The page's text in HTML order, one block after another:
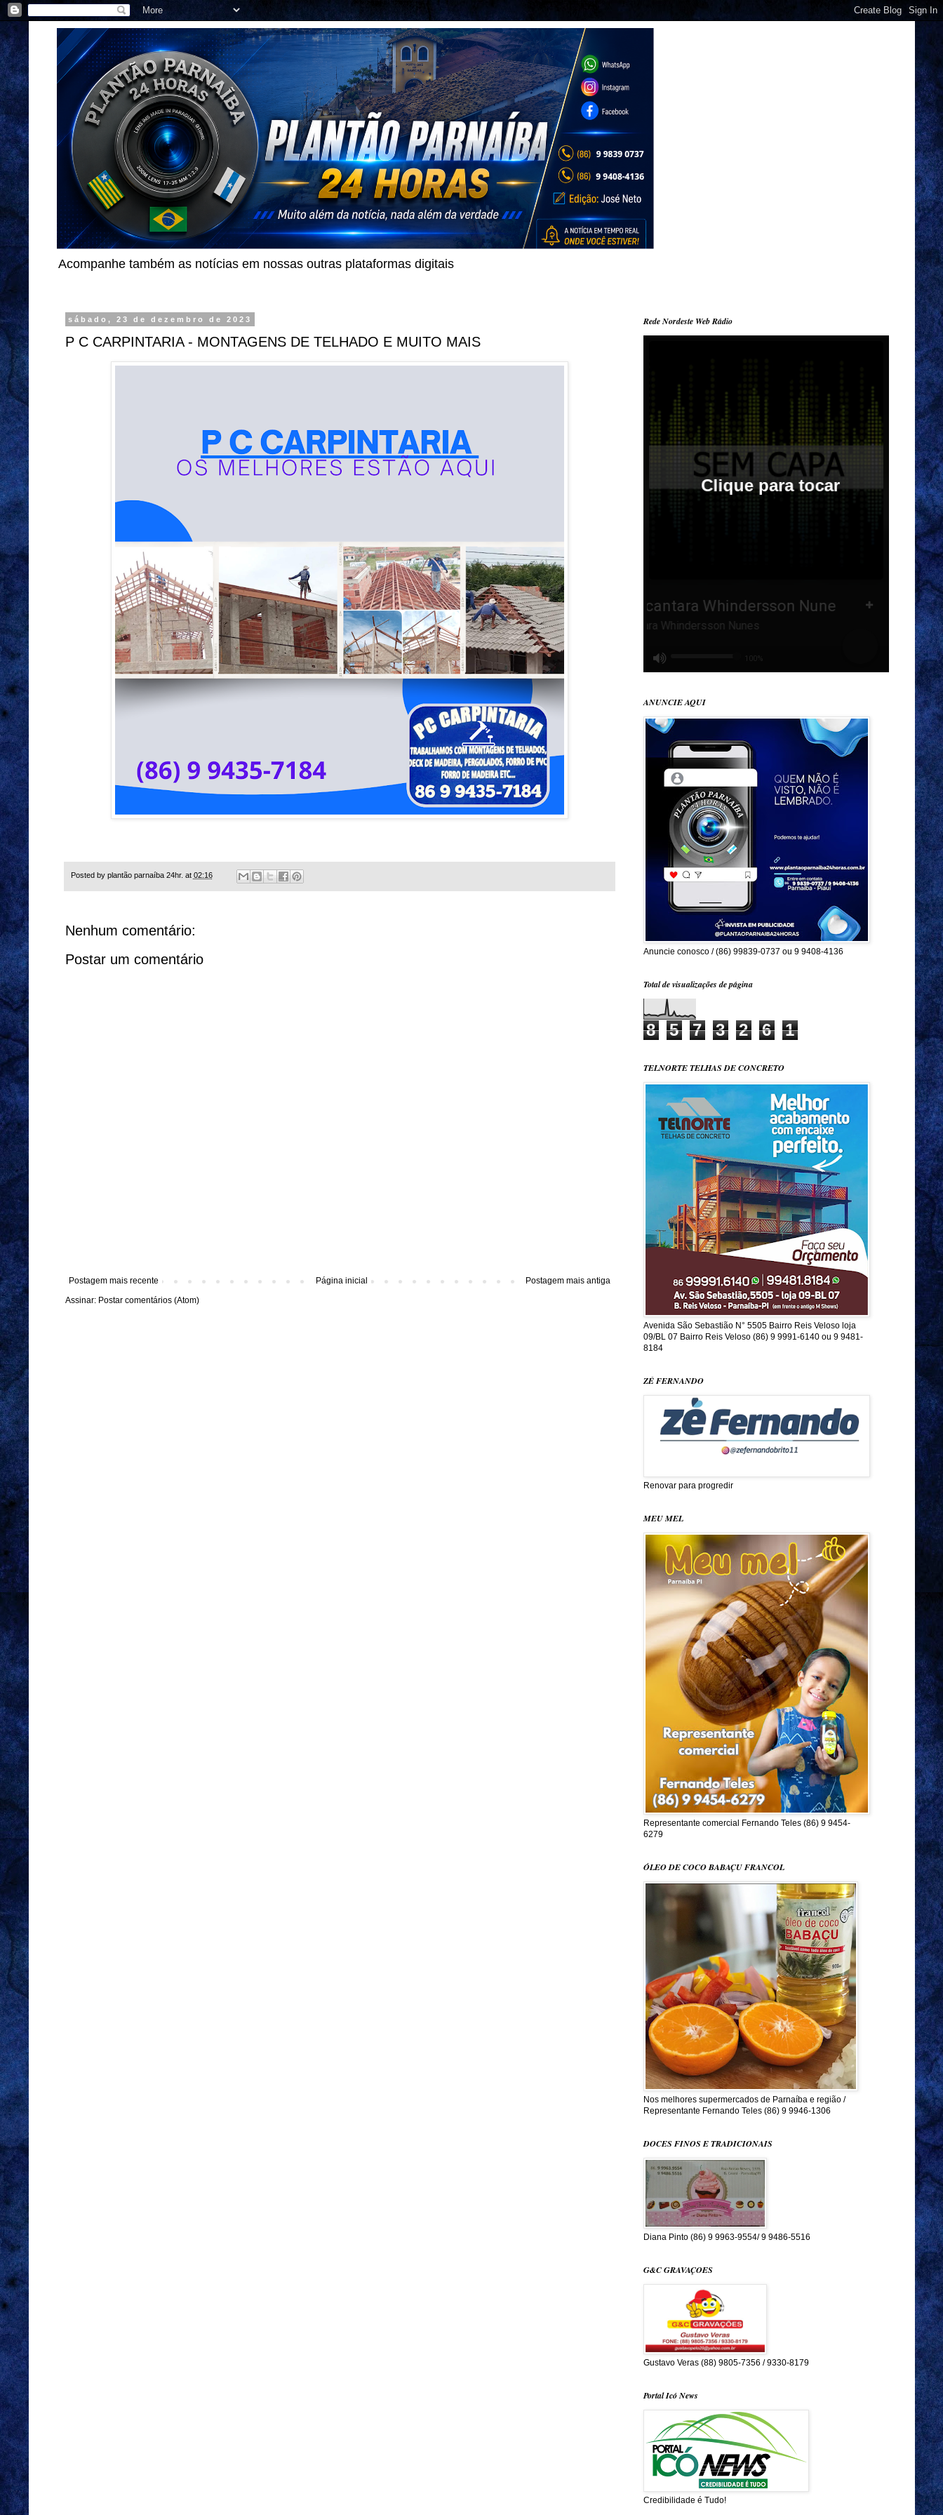
Acompanhe também as notícias em nossas outras plataformas digitais
sábado, 23 de dezembro de 2023
P C CARPINTARIA - MONTAGENS DE TELHADO E MUITO MAIS
Posted by plantão parnaíba 24hr. at 02:16
Nenhum comentário:
Postar um comentário
Postagem mais recente Postagem mais antiga
Página inicial
Assinar: Postar comentários (Atom)
Rede Nordeste Web Rádio
ANUNCIE AQUI
Anuncie conosco / (86) 99839-0737 ou 9 9408-4136
Total de visualizações de página
8 5 7 3 2 6 1
TELNORTE TELHAS DE CONCRETO
Avenida São Sebastião N° 5505 Bairro Reis Veloso loja
09/BL 07 Bairro Reis Veloso (86) 9 9991-6140 ou 9 9481-
8184
ZÉ FERNANDO
Renovar para progredir
MEU MEL
Representante comercial Fernando Teles (86) 9 9454-
6279
ÓLEO DE COCO BABAÇU FRANCOL
Nos melhores supermercados de Parnaíba e região /
Representante Fernando Teles (86) 9 9946-1306
DOCES FINOS E TRADICIONAIS
Diana Pinto (86) 9 9963-9554/ 9 9486-5516
G&C GRAVAÇOES
Gustavo Veras (88) 9805-7356 / 9330-8179
Portal Icó News
Credibilidade é Tudo!